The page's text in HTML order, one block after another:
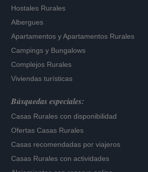
Hostales Rurales
Albergues
Apartamentos yApartamentos Rurales
Campings y Bungalows
Complejos Rurales
Viviendas turísticas
Búsquedas especiales:
Casas Rurales con disponibilidad
Ofertas Casas Rurales
Casas recomendadas por viajeros
Casas Rurales con actividades